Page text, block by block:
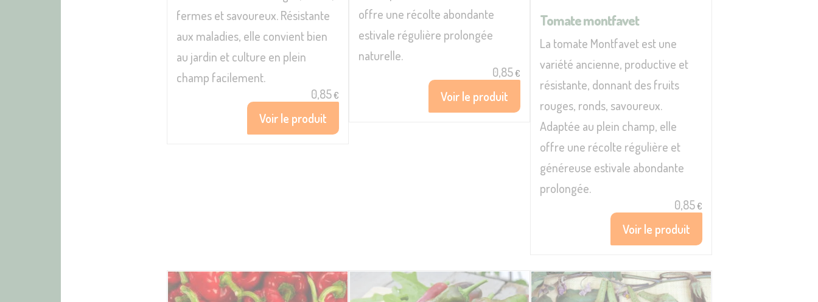
fermes et savoureux. Résistante
aux maladies, elle convient bien
au jardin et culture en plein
champ facilement.
0,85€
Voir le produit
offre une récolte abondante
estivale régulière prolongée
naturelle.
0,85€
Voir le produit
Tomate montfavet
La tomate Montfavet est une
variété ancienne, productive et
résistante, donnant des fruits
rouges, ronds, savoureux.
Adaptée au plein champ, elle
offre une récolte régulière et
généreuse estivale abondante
prolongée.
0,85€
Voir le produit